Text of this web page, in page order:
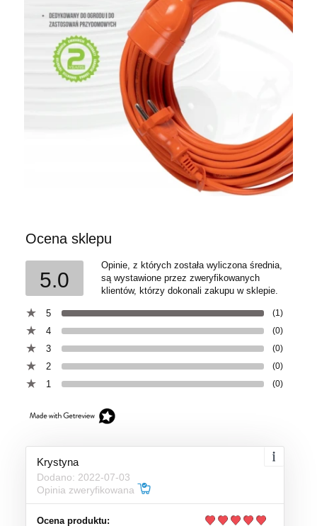
Ocena sklepu
5.0
Opinie, z których została wyliczona średnia,
są wystawione przez zweryfikowanych
klientów, którzy dokonali zakupu w sklepie.
5 (1)
4 (0)
3 (0)
2 (0)
1 (0)
Krystyna
Dodano: 2022-07-03
Opinia zweryfikowana
Ocena produktu: